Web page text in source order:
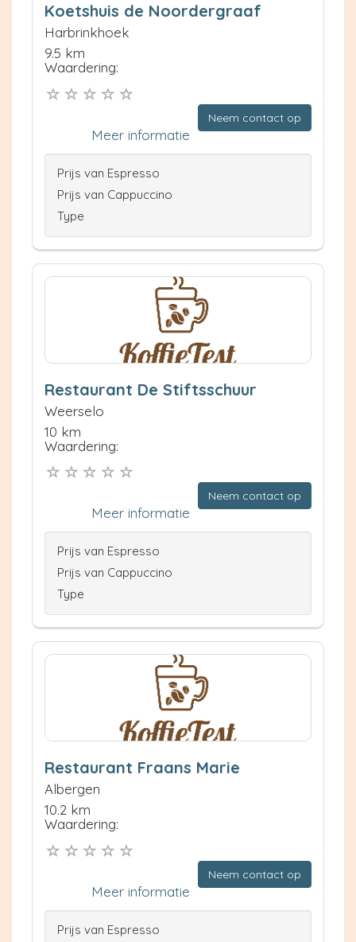
Koetshuis de Noordergraaf
Harbrinkhoek
9.5 km
Waardering:
Neem contact op
Meer informatie
Prijs van Espresso
Prijs van Cappuccino
Type
Restaurant De Stiftsschuur
Weerselo
10 km
Waardering:
Neem contact op
Meer informatie
Prijs van Espresso
Prijs van Cappuccino
Type
Restaurant Fraans Marie
Albergen
10.2 km
Waardering:
Neem contact op
Meer informatie
Prijs van Espresso